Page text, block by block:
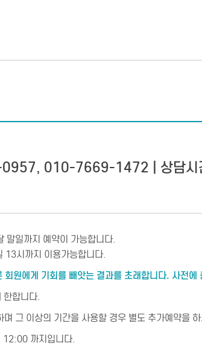
010-7669-1472 | 상담
말일까지 예약이 가능합니다.
13시까지 이용가능합니다.
원에게 기회를 빼앗는 결과를 초래합니다. 사전
합니다.
그 이상의 기간을 사용할 경우 별도 추가예약을
까지입니다.